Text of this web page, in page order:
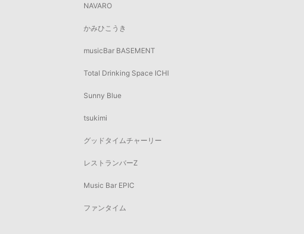
NAVARO
かみひこうき
musicBar BASEMENT
Total Drinking Space ICHI
Sunny Blue
tsukimi
グッドタイムチャーリー
レストランバーZ
Music Bar EPIC
ファンタイム